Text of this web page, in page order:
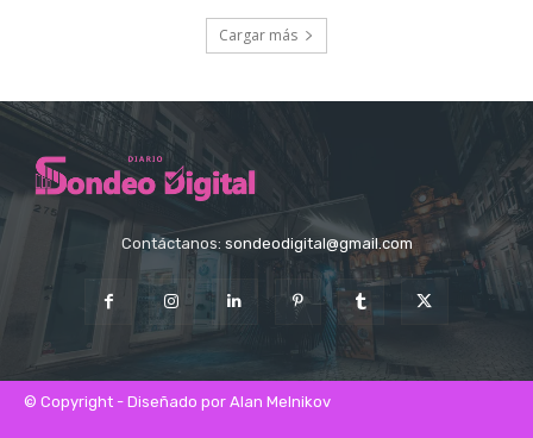
Cargar más
Contáctanos: sondeodigital@gmail.com
© Copyright - Diseñado por Alan Melnikov